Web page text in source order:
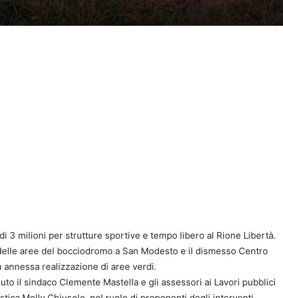
3 milioni per strutture sportive e tempo libero al Rione Libertà.
aree del bocciodromo a San Modesto e il dismesso Centro
realizzazione di aree verdi.
il sindaco Clemente Mastella e gli assessori ai Lavori pubblici